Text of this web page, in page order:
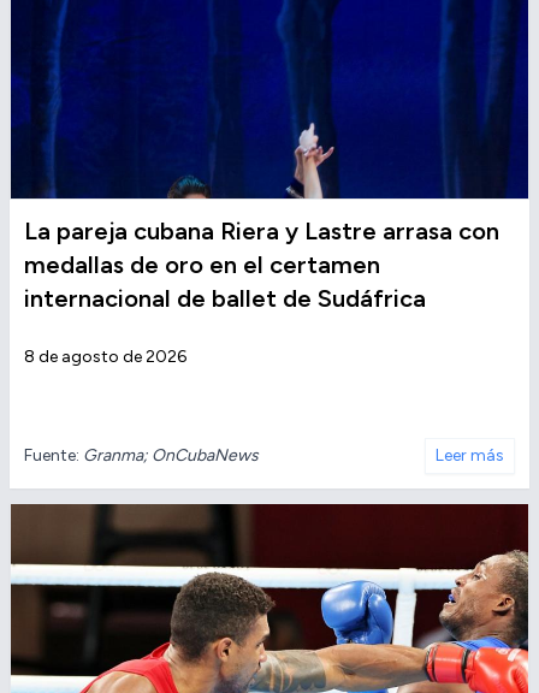
La pareja cubana Riera y Lastre arrasa con
medallas de oro en el certamen
internacional de ballet de Sudáfrica
8 de agosto de 2026
Fuente: Granma; OnCubaNews Leer más